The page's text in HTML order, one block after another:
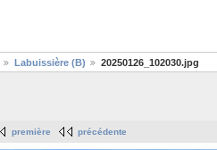
Labuissière (B) 20250126_102030.jpg
première précédente